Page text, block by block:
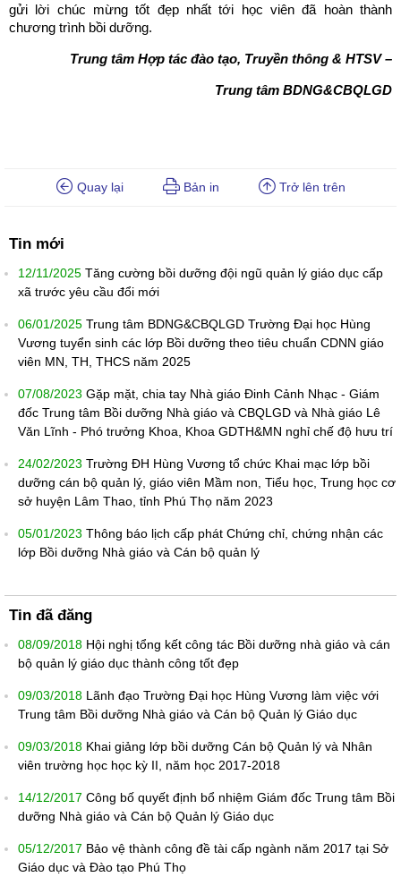
gửi lời chúc mừng tốt đẹp nhất tới học viên đã hoàn thành
chương trình bồi dưỡng.
Trung tâm Hợp tác đào tạo, Truyền thông & HTSV –
Trung tâm BDNG&CBQLGD
Quay lại Bản in Trở lên trên
Tin mới
12/11/2025 Tăng cường bồi dưỡng đội ngũ quản lý giáo dục cấp
xã trước yêu cầu đổi mới
06/01/2025 Trung tâm BDNG&CBQLGD Trường Đại học Hùng
Vương tuyển sinh các lớp Bồi dưỡng theo tiêu chuẩn CDNN giáo
viên MN, TH, THCS năm 2025
07/08/2023 Gặp mặt, chia tay Nhà giáo Đinh Cảnh Nhạc - Giám
đốc Trung tâm Bồi dưỡng Nhà giáo và CBQLGD và Nhà giáo Lê
Văn Lĩnh - Phó trưởng Khoa, Khoa GDTH&MN nghỉ chế độ hưu trí
24/02/2023 Trường ĐH Hùng Vương tổ chức Khai mạc lớp bồi
dưỡng cán bộ quản lý, giáo viên Mầm non, Tiểu học, Trung học cơ
sở huyện Lâm Thao, tỉnh Phú Thọ năm 2023
05/01/2023 Thông báo lịch cấp phát Chứng chỉ, chứng nhận các
lớp Bồi dưỡng Nhà giáo và Cán bộ quản lý
Tin đã đăng
08/09/2018 Hội nghị tổng kết công tác Bồi dưỡng nhà giáo và cán
bộ quản lý giáo dục thành công tốt đẹp
09/03/2018 Lãnh đạo Trường Đại học Hùng Vương làm việc với
Trung tâm Bồi dưỡng Nhà giáo và Cán bộ Quản lý Giáo dục
09/03/2018 Khai giảng lớp bồi dưỡng Cán bộ Quản lý và Nhân
viên trường học học kỳ II, năm học 2017-2018
14/12/2017 Công bố quyết định bổ nhiệm Giám đốc Trung tâm Bồi
dưỡng Nhà giáo và Cán bộ Quản lý Giáo dục
05/12/2017 Bảo vệ thành công đề tài cấp ngành năm 2017 tại Sở
Giáo dục và Đào tạo Phú Thọ